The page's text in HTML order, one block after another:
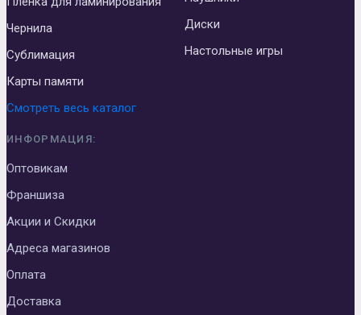
Чернила
Сублимация
Карты памяти
Диски
Настольные игры
Смотреть весь каталог
ИНФОРМАЦИЯ:
Оптовикам
Франшиза
Акции и Скидки
Адреса магазинов
Оплата
Доставка